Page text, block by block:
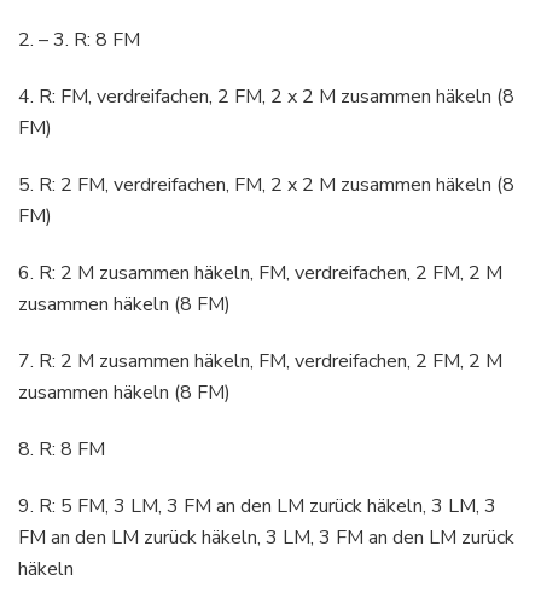
2. – 3. R: 8 FM
4. R: FM, verdreifachen, 2 FM, 2 x 2 M zusammen häkeln (8
FM)
5. R: 2 FM, verdreifachen, FM, 2 x 2 M zusammen häkeln (8
FM)
6. R: 2 M zusammen häkeln, FM, verdreifachen, 2 FM, 2 M
zusammen häkeln (8 FM)
7. R: 2 M zusammen häkeln, FM, verdreifachen, 2 FM, 2 M
zusammen häkeln (8 FM)
8. R: 8 FM
9. R: 5 FM, 3 LM, 3 FM an den LM zurück häkeln, 3 LM, 3
FM an den LM zurück häkeln, 3 LM, 3 FM an den LM zurück
häkeln